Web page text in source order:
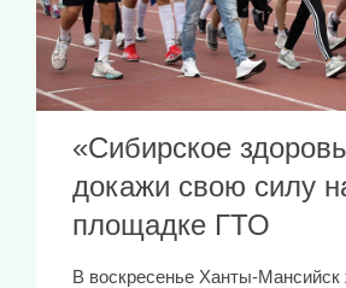
«Сибирское
докажи свою силу
площадке ГТО
В воскресенье Ханты-Мансийск